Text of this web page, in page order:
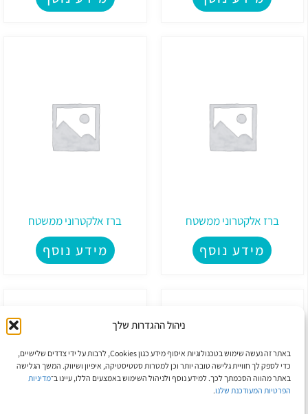
ניהול ההגדרות שלך
באתר זה נעשה שימוש בטכנולוגיות איסוף מידע כגון Cookies, לרבות על ידי צדדים שלישיים,
כדי לספק לך חוויית גלישה טובה יותר וכן למטרות סטטיסטיקה, איפיון ושיווק. המשך הגלישה
באתר מהווה הסכמתך לכך. למידע נוסף ולניהול השימוש באמצעים הללו, עיינו ב־מדיניות
הפרטיות המעודכנת שלנו.
ברז אלקטרוני ממשטח
מידע נוסף
ברז אלקטרוני ממשטח
מידע נוסף